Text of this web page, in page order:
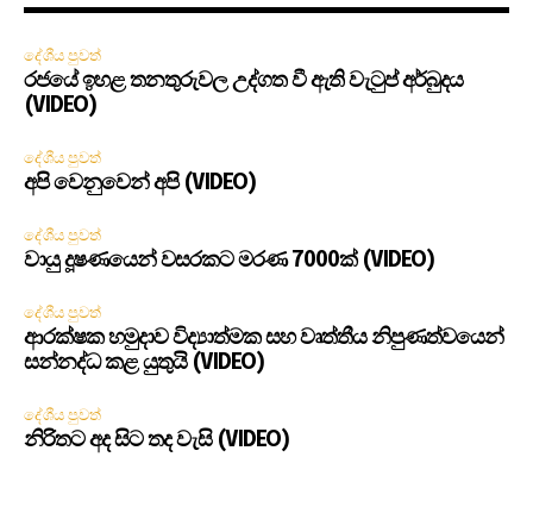
දේශීය පුවත්
රජයේ ඉහළ තනතුරුවල උද්ගත වී ඇති වැටුප් අර්බුදය
(VIDEO)
දේශීය පුවත්
අපි වෙනුවෙන් අපි (VIDEO)
දේශීය පුවත්
වායු දූෂණයෙන් වසරකට මරණ 7000ක් (VIDEO)
දේශීය පුවත්
ආරක්ෂක හමුදාව විද්‍යාත්මක සහ වෘත්තීය නිපුණත්වයෙන්
සන්නද්ධ කළ යුතුයි (VIDEO)
දේශීය පුවත්
නිරිතට අද සිට තද වැසි (VIDEO)